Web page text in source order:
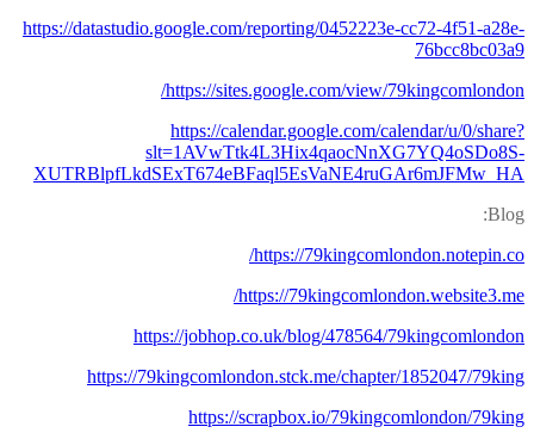
https://datastudio.google.com/reporting/0452223e-cc72-4f51-a28e-
76bcc8bc03a9
https://sites.google.com/view/79kingcomlondon/
https://calendar.google.com/calendar/u/0/share?
slt=1AVwTtk4L3Hix4qaocNnXG7YQ4oSDo8S-
XUTRBlpfLkdSExT674eBFaql5EsVaNE4ruGAr6mJFMw_HA
Blog:
https://79kingcomlondon.notepin.co/
https://79kingcomlondon.website3.me/
https://jobhop.co.uk/blog/478564/79kingcomlondon
https://79kingcomlondon.stck.me/chapter/1852047/79king
https://scrapbox.io/79kingcomlondon/79king